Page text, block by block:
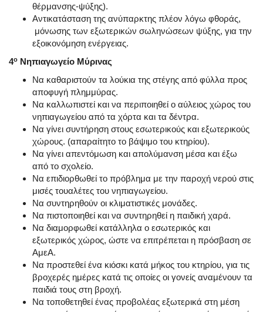
θέρμανσης-ψύξης).
Αντικατάσταση της ανύπαρκτης πλέον λόγω φθοράς,
μόνωσης των εξωτερικών σωληνώσεων ψύξης, για την
εξοικονόμηση ενέργειας.
4ο Νηπιαγωγείο Μύρινας
Να καθαριστούν τα λούκια της στέγης από φύλλα προς
αποφυγή πλημμύρας.
Να καλλωπιστεί και να περιποιηθεί ο αύλειος χώρος του
νηπιαγωγείου από τα χόρτα και τα δέντρα.
Να γίνει συντήρηση στους εσωτερικούς και εξωτερικούς
χώρους. (απαραίτητο το βάψιμο του κτηρίου).
Να γίνει απεντόμωση και απολύμανση μέσα και έξω
από το σχολείο.
Να επιδιορθωθεί το πρόβλημα με την παροχή νερού στις
μισές τουαλέτες του νηπιαγωγείου.
Να συντηρηθούν οι κλιματιστικές μονάδες.
Να πιστοποιηθεί και να συντηρηθεί η παιδική χαρά.
Να διαμορφωθεί κατάλληλα ο εσωτερικός και
εξωτερικός χώρος, ώστε να επιτρέπεται η πρόσβαση σε
ΑμεΑ.
Να προστεθεί ένα κιόσκι κατά μήκος του κτηρίου, για τις
βροχερές ημέρες κατά τις οποίες οι γονείς αναμένουν τα
παιδιά τους στη βροχή.
Να τοποθετηθεί ένας προβολέας εξωτερικά στη μέση